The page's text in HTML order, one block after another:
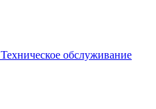
Техническое обслуживание